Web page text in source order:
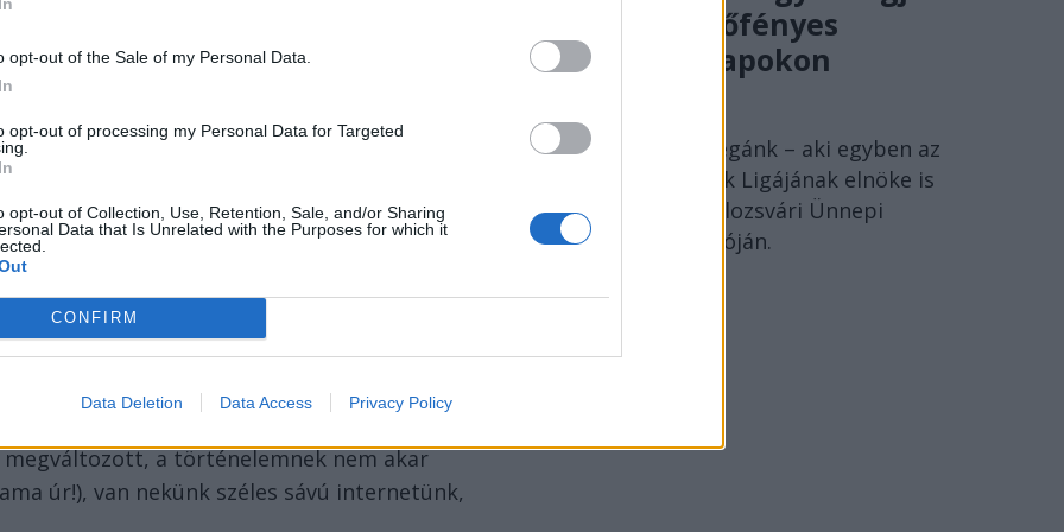
opt-out of the Sale of my Personal Data.
opt-out of processing my Personal Data for Targeted
opt-out of Collection, Use, Retention, Sale, and/or Sharing
Data that Is Unrelated with the Purposes for which it
CONFIRM
Data Deletion Data Access Privacy Policy
örvendtem, bő tíz évvel később. Angolul
Még a díj előtt. Jól el is veszett
években.
Imre kapta a Nobelt.
főleg a számomra enyhén modoros
és Hajnóczy Péter volt a sláger
úgy örültem a magyar Nobelnek,
A válasz teljesen irracionális, ha az ember
is. Mert hogy én is magyar vagyok.
a történelemnek nem akar
úr!), van nekünk széles sávú internetünk,
egymást verőfényes
csütörtöki napokon
Szántai János kollégánk – aki egyben az
Erdélyi Magyar Írók Ligájának elnöke is
– beszéde a 15. Kolozsvári Ünnepi
Könyvhét megnyitóján.